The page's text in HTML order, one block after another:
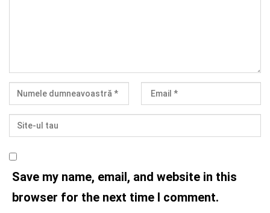
Save my name, email, and website in this
browser for the next time I comment.